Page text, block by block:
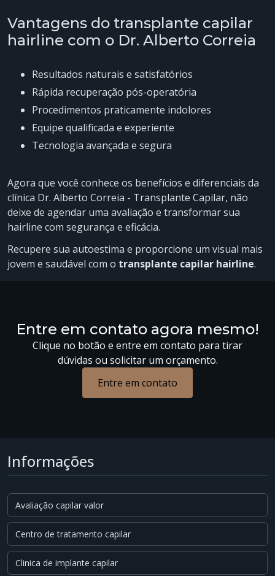
Vantagens do transplante capilar
hairline com o Dr. Alberto Correia
Resultados naturais e satisfatórios
Rápida recuperação pós-operatória
Procedimentos praticamente indolores
Equipe qualificada e experiente
Tecnologia avançada e segura
Agora que você conhece os benefícios e diferenciais da
clínica Dr. Alberto Correia - Transplante Capilar, não
deixe de agendar uma avaliação e transformar sua
hairline com segurança e eficácia.
Recupere sua autoestima e proporcione um visual mais
jovem e saudável com o transplante capilar hairline.
Entre em contato agora mesmo!
Clique no botão e entre em contato para tirar
dúvidas ou solicitar um orçamento.
Entre em contato
Informações
Avaliação capilar valor
Centro de tratamento capilar
Clinica de implante capilar